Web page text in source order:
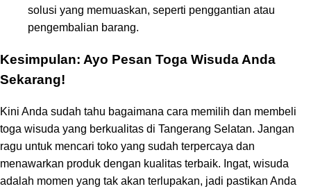
solusi yang memuaskan, seperti penggantian atau
pengembalian barang.
Kesimpulan: Ayo Pesan Toga Wisuda Anda
Sekarang!
Kini Anda sudah tahu bagaimana cara memilih dan membeli
toga wisuda yang berkualitas di Tangerang Selatan. Jangan
ragu untuk mencari toko yang sudah terpercaya dan
menawarkan produk dengan kualitas terbaik. Ingat, wisuda
adalah momen yang tak akan terlupakan, jadi pastikan Anda